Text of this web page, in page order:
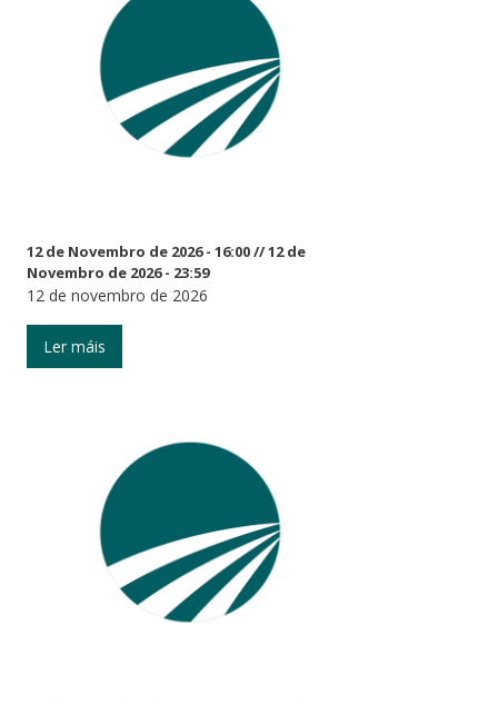
12 de Novembro de 2026 - 16:00//12 de
Novembro de 2026 - 23:59
12 de novembro de 2026
Ler máis